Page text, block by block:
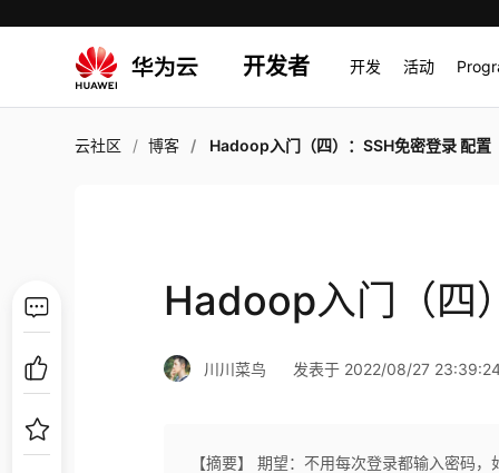
开发者 开发 活动
云社区 博客 Hadoop入门（四）：SSH免密登录 配置
Hadoop入门（四
川川菜鸟 发表于 2022/08/27
【摘要】 期望：不用每次登录都输入密码